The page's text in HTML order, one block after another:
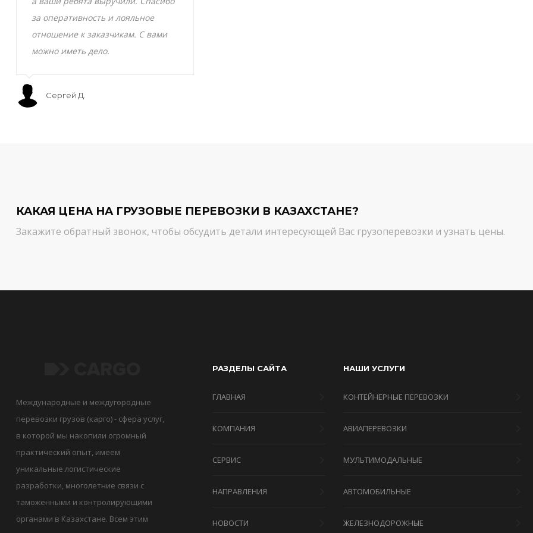
за оперативность и лояльное
отношение к заказчикам. С вами
можно иметь дело.
Сергей Д.
КАКАЯ ЦЕНА НА ГРУЗОВЫЕ ПЕРЕВОЗКИ В КАЗАХСТАНЕ?
Закажите обратный звонок, чтобы обсудить детали интересующей Вас грузоперевозки и узнать цены.
Международные и междугородные
перевозки грузов (карго) - сфера услуг,
в которой мы накопили огромный
практический опыт, имеем
уникальные логистические
разработки, многолетние связи с
таможенными и контролирующими
органами в Казахстане. Всем этим
РАЗДЕЛЫ САЙТА
ГЛАВНАЯ
КОМПАНИЯ
СЕРВИС
НАПРАВЛЕНИЯ
НОВОСТИ
НАШИ УСЛУГИ
КОНТЕЙНЕРНЫЕ ПЕРЕВОЗКИ
АВИАПЕРЕВОЗКИ
МУЛЬТИМОДАЛЬНЫЕ
АВТОМОБИЛЬНЫЕ
ЖЕЛЕЗНОДОРОЖНЫЕ